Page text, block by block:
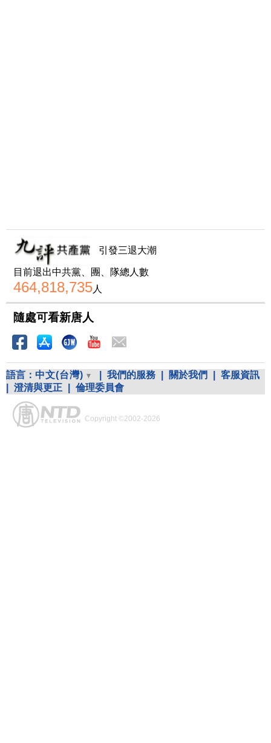
引發三退大潮
目前退出中共黨、團、隊總人數
464,818,735人
隨處可看新唐人
語言： 中文(台灣) 我們的服務 關於我們
客服資訊
澄清與更正 倫理委員會
Copyright ©2002-2026